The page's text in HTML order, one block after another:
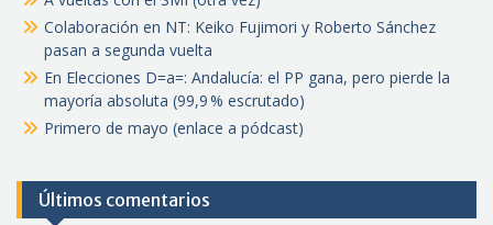
Colaboración en NT: Keiko Fujimori y Roberto Sánchez
pasan a segunda vuelta
En Elecciones D=a=: Andalucía: el PP gana, pero pierde la
mayoría absoluta (99,9 % escrutado)
Primero de mayo (enlace a pódcast)
Últimos comentarios